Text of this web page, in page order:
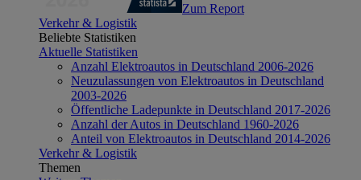
Zum Report
Verkehr & Logistik
Beliebte Statistiken
Aktuelle Statistiken
Anzahl Elektroautos in Deutschland 2006-2026
Neuzulassungen von Elektroautos in Deutschland
2003-2026
Öffentliche Ladepunkte in Deutschland 2017-2026
Anzahl der Autos in Deutschland 1960-2026
Anteil von Elektroautos in Deutschland 2014-2026
Verkehr & Logistik
Themen